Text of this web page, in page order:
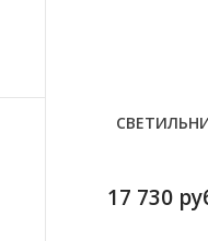
17 730